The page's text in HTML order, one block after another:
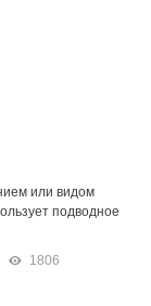
или видом
подводное
1806